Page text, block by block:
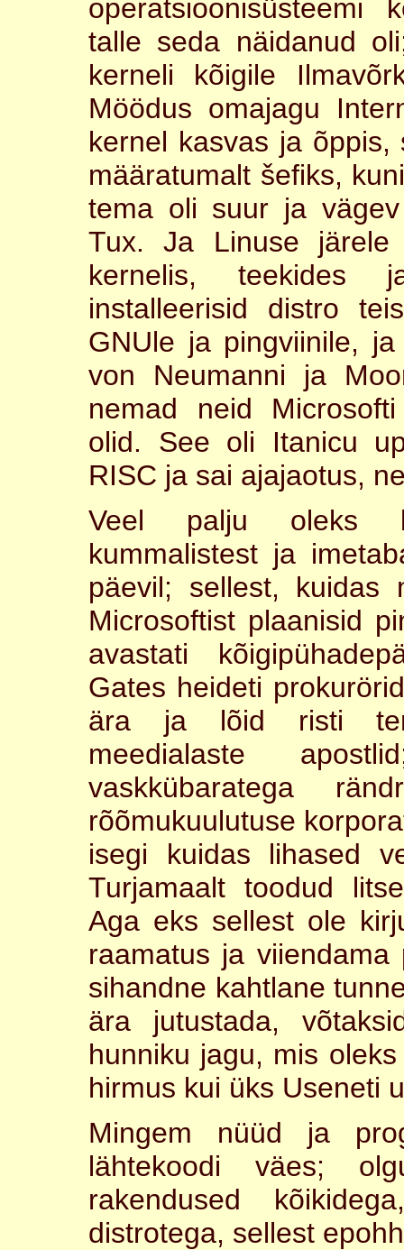
operatsioonisüsteemi
talle seda näidanud
kerneli kõigile
Möödus omajagu
kernel kasvas ja
määratumalt šefiks,
tema oli suur ja
Tux. Ja Linuse järele
kernelis, teekides
installeerisid distro
GNUle ja pingviinile,
von Neumanni ja
nemad neid
olid. See oli Itanicu
RISC ja sai ajajaotus,
Veel palju oleks
kummalistest ja
päevil; sellest, kuidas
Microsoftist plaanisid
avastati
Gates heideti
ära ja lõid risti
meedialaste
vaskkübaratega
rõõmukuulutuse
isegi kuidas lihased
Turjamaalt toodud
Aga eks sellest ole
raamatus ja
sihandne kahtlane
ära jutustada,
hunniku jagu, mis
hirmus kui üks Useneti
Mingem nüüd ja
lähtekoodi väes;
rakendused
distrotega, sellest